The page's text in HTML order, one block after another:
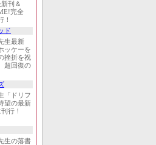
刊＆
完全
！
ド
生最新
ッケーを
挫折を祝
超回復の
「ドリフ
望の最新
行！
生の落書